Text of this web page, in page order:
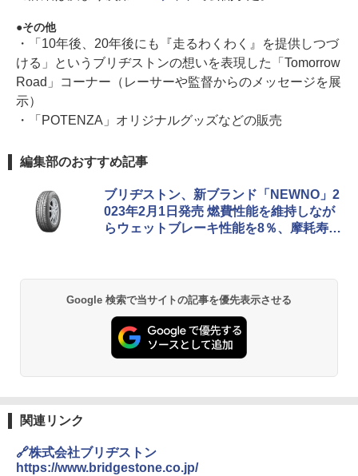
その他
・「10年後、20年後にも『走るわくわく』を提供しつづ
ける」というブリヂストンの想いを表現した「Tomorrow
Road」コーナー（レーサーや監督からのメッセージを展
示）
・「POTENZA」オリジナルグッズなどの販売
編集部のおすすめ記事
ブリヂストン、新ブランド「NEWNO」2
023年2月1日発売 燃費性能を維持しなが
らウェットブレーキ性能を8％、摩耗寿命
Google 検索で当サイトの記事を優先表示させる
関連リンク
🔗株式会社ブリヂストン
https://www.bridgestone.co.jp/